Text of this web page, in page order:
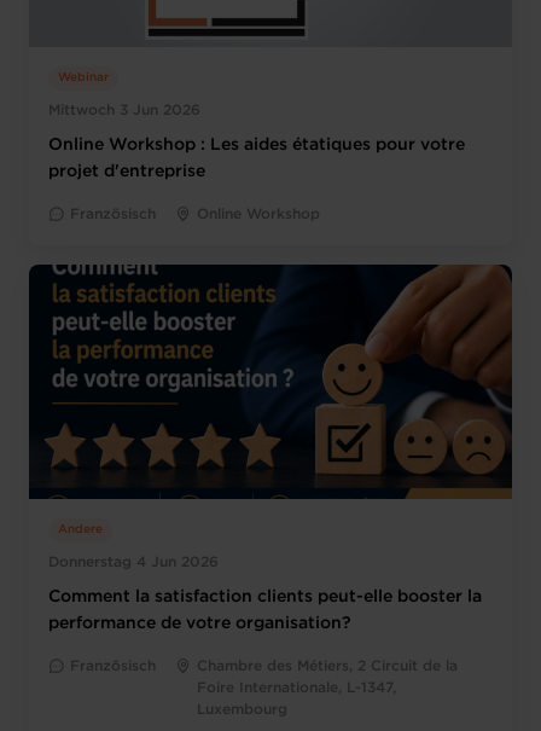
Mittwoch 3 Jun 2026
Webinar
Online Workshop : Les aides étatiques pour votre
projet d'entreprise
Französisch Online Workshop
Donnerstag 4 Jun 2026
Andere
Comment la satisfaction clients peut-elle booster la
performance de votre organisation?
Französisch
Chambre des Métiers, 2 Circuit de la
Foire Internationale, L-1347,
Luxembourg